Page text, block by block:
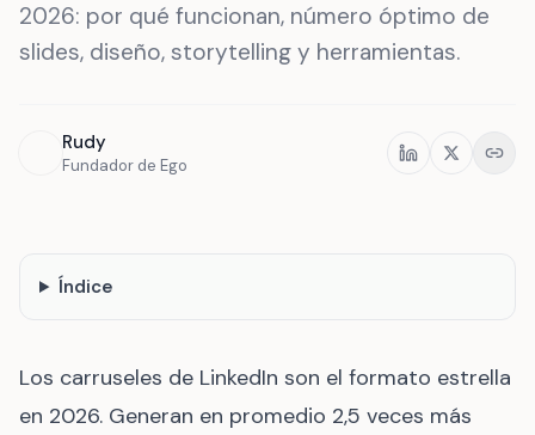
2026: por qué funcionan, número óptimo de
slides, diseño, storytelling y herramientas.
Rudy
Fundador de Ego Compartir
Índice
Los carruseles de LinkedIn son el formato estrella
en 2026. Generan en promedio 2,5 veces más